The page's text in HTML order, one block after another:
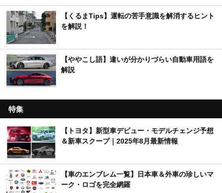
【くるまTips】運転の苦手意識を解消するヒント
を解説！
【ややこし語】違いが分かりづらい自動車用語を
解説
特集
【トヨタ】新型車デビュー・モデルチェンジ予想
＆新車スクープ｜2025年8月最新情報
【車のエンブレム一覧】日本車＆外車の珍しいマ
ーク・ロゴを完全網羅